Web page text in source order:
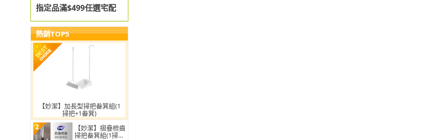
指定品滿$499任選宅配
熱銷TOP5
【妙潔】加長型掃把畚箕組(1
掃把+1畚箕)
2
【妙潔】摺疊梳齒
掃把畚箕組(1掃把